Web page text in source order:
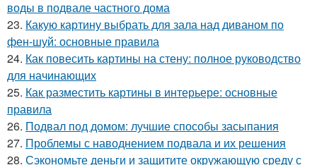
воды в подвале частного дома
23. Какую картину выбрать для зала над диваном по
фен-шуй: основные правила
24. Как повесить картины на стену: полное руководство
для начинающих
25. Как разместить картины в интерьере: основные
правила
26. Подвал под домом: лучшие способы засыпания
27. Проблемы с наводнением подвала и их решения
28. Сэкономьте деньги и защитите окружающую среду с